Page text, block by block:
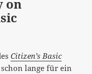
on
Citizen’s Basic
lange für ein